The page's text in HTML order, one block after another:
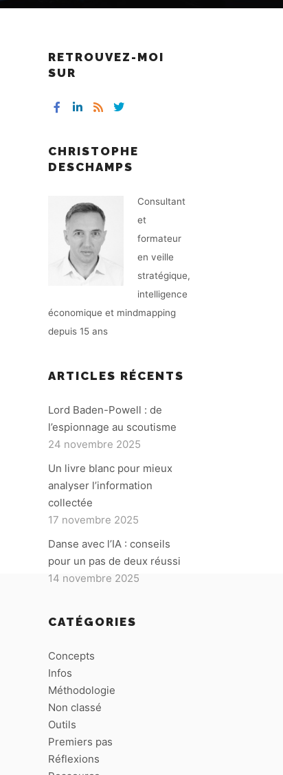
RETROUVEZ-MOI
SUR
CHRISTOPHE
DESCHAMPS
Consultant
et
formateur
en veille
stratégique,
intelligence
économique et mindmapping
depuis 15 ans
ARTICLES RÉCENTS
Lord Baden-Powell : de
l’espionnage au scoutisme
24 novembre 2025
Un livre blanc pour mieux
analyser l’information
collectée
17 novembre 2025
Danse avec l’IA : conseils
pour un pas de deux réussi
14 novembre 2025
CATÉGORIES
Concepts
Infos
Méthodologie
Non classé
Outils
Premiers pas
Réflexions